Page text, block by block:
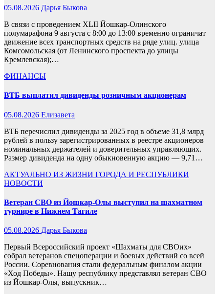
05.08.2026 Дарья Быкова
В связи с проведением XLII Йошкар-Олинского
полумарафона 9 августа с 8:00 до 13:00 временно ограничат
движение всех транспортных средств на ряде улиц. улица
Комсомольская (от Ленинского проспекта до улицы
Кремлевская);…
ФИНАНСЫ
ВТБ выплатил дивиденды розничным акционерам
05.08.2026 Елизавета
ВТБ перечислил дивиденды за 2025 год в объеме 31,8 млрд
рублей в пользу зарегистрированных в реестре акционеров
номинальных держателей и доверительных управляющих.
Размер дивиденда на одну обыкновенную акцию — 9,71…
АКТУАЛЬНО ИЗ ЖИЗНИ ГОРОДА И РЕСПУБЛИКИ
НОВОСТИ
Ветеран СВО из Йошкар‑Олы выступил на шахматном
турнире в Нижнем Тагиле
05.08.2026 Дарья Быкова
Первый Всероссийский проект «Шахматы для СВОих»
собрал ветеранов спецоперации и боевых действий со всей
России. Соревнования стали федеральным финалом акции
«Ход Победы». Нашу республику представлял ветеран СВО
из Йошкар-Олы, выпускник…